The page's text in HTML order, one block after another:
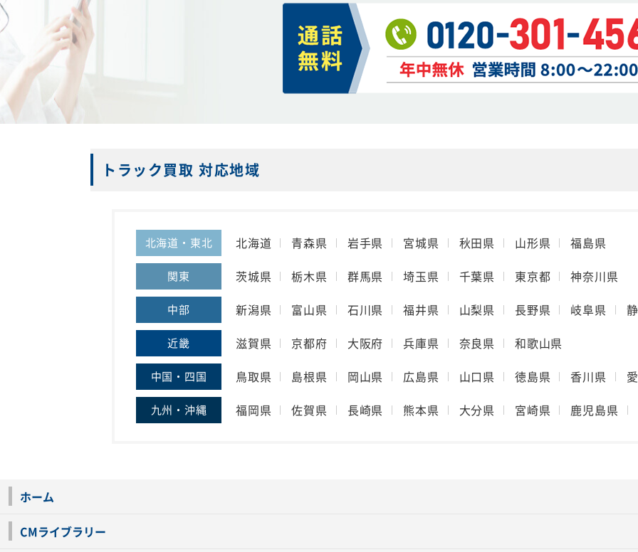
トラック買取 対応地域
北海道・東北 北海道 青森県 岩手県 宮城県 秋田県 山形県 福島県
関東 茨城県 栃木県 群馬県 埼玉県 千葉県 東京都 神奈川県
中部 新潟県 富山県 石川県 福井県 山梨県 長野県 岐阜県
近畿 滋賀県 京都府 大阪府 兵庫県 奈良県 和歌山県
中国・四国 鳥取県 島根県 岡山県 広島県 山口県 徳島県 香川県
九州・沖縄 福岡県 佐賀県 長崎県 熊本県 大分県 宮崎県 鹿児島県
ホーム
CMライブラリー